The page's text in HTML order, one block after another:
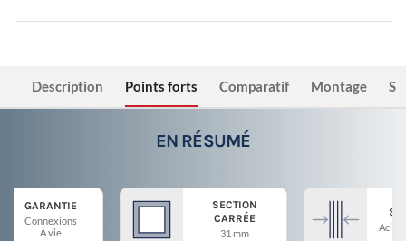
Description Points forts Comparatif Montage
EN RÉSUMÉ
GARANTIE
Connexions
À vie
SECTION
CARRÉE
31 mm
Acier